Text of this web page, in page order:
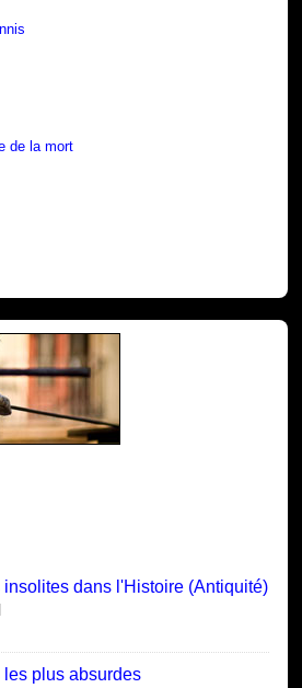
de la mort
insolites dans l'Histoire (Antiquité)
les plus absurdes